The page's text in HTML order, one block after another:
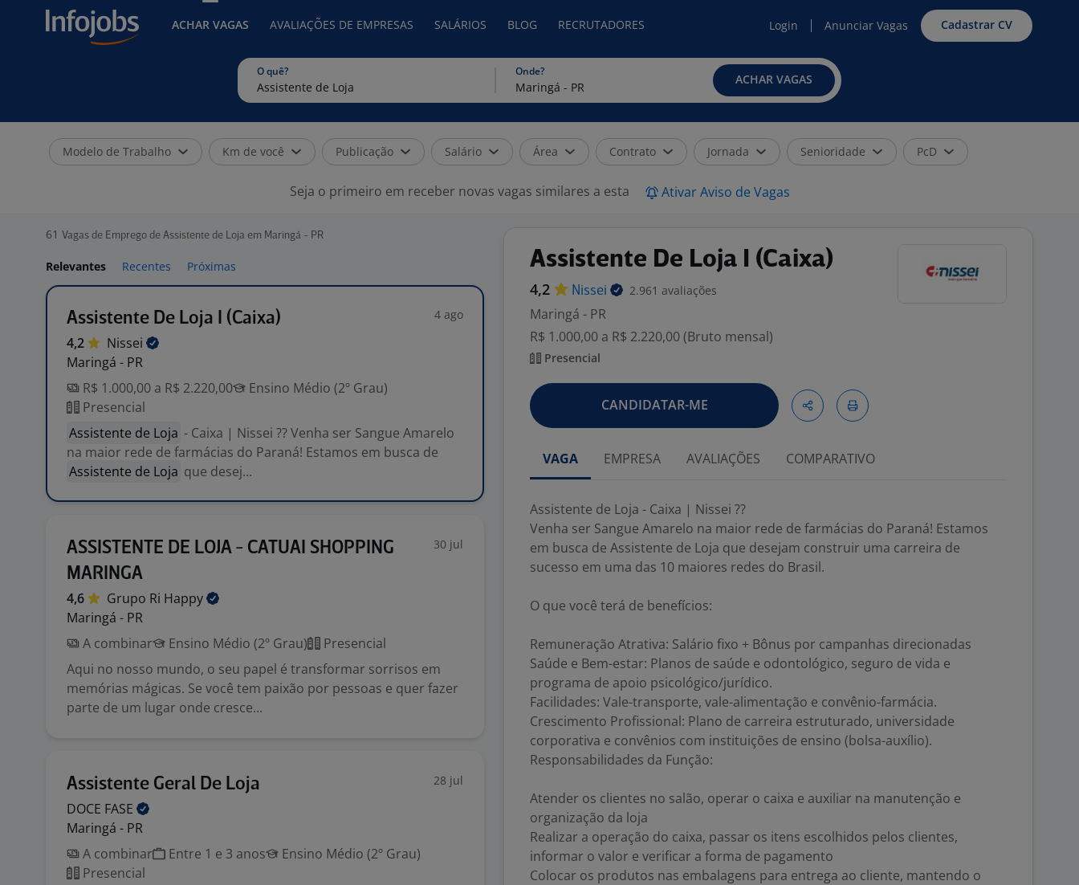
ACHAR VAGAS AVALIAÇÕES DE EMPRESAS SALÁRIOS BLOG RECRUTADORES Login Anunciar Vagas Cadastrar CV
O quê? Onde?
ACHAR VAGAS
Modelo de Trabalho Km de você Publicação Salário Área Contrato Jornada Senioridade PcD
Seja o primeiro em receber novas vagas similares a esta Ativar Aviso de Vagas
61 Vagas de Emprego de Assistente de Loja em Maringá - PR
Relevantes Recentes Próximas
Assistente De Loja I (Caixa) 4 ago
4,2
Nissei
Maringá - PR
R$ 1.000,00 a R$ 2.220,00
Ensino Médio (2º Grau)
Presencial
Assistente de Loja - Caixa | Nissei ?? Venha ser Sangue Amarelo
na maior rede de farmácias do Paraná! Estamos em busca de
Assistente de Loja que desej...
ASSISTENTE DE LOJA - CATUAI SHOPPING
MARINGA
30 jul
4,6 Grupo Ri Happy
Maringá - PR
A combinar
Ensino Médio (2º Grau)
Presencial
Aqui no nosso mundo, o seu papel é transformar sorrisos em
memórias mágicas. Se você tem paixão por pessoas e quer fazer
parte de um lugar onde cresce...
Assistente Geral De Loja 28 jul
DOCE FASE
Maringá - PR
A combinar
Entre 1 e 3 anos
Ensino Médio (2º Grau)
Presencial
Assistente De Loja I (Caixa)
4,2 Nissei 2.961 avaliações
Maringá - PR
R$ 1.000,00 a R$ 2.220,00 (Bruto mensal)
Presencial
CANDIDATAR-ME
VAGA EMPRESA AVALIAÇÕES COMPARATIVO
Assistente de Loja - Caixa | Nissei ??
Venha ser Sangue Amarelo na maior rede de farmácias do Paraná! Estamos
em busca de Assistente de Loja que desejam construir uma carreira de
sucesso em uma das 10 maiores redes do Brasil.
O que você terá de benefícios:
Remuneração Atrativa: Salário fixo + Bônus por campanhas direcionadas
Saúde e Bem-estar: Planos de saúde e odontológico, seguro de vida e
programa de apoio psicológico/jurídico.
Facilidades: Vale-transporte, vale-alimentação e convênio-farmácia.
Crescimento Profissional: Plano de carreira estruturado, universidade
corporativa e convênios com instituições de ensino (bolsa-auxílio).
Responsabilidades da Função:
Atender os clientes no salão, operar o caixa e auxiliar na manutenção e
organização da loja
Realizar a operação do caixa, passar os itens escolhidos pelos clientes,
informar o valor e verificar a forma de pagamento
Colocar os produtos nas embalagens para entrega ao cliente, mantendo o